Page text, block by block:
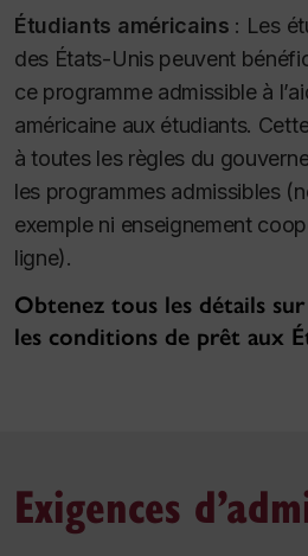
Étudiants américains : Les
des États-Unis peuvent
ce programme admissible à
américaine aux étudiants.
à toutes les règles du
les programmes admissibles
exemple ni enseignement
ligne).
Obtenez tous les détails
les conditions de prêt aux
Exigences